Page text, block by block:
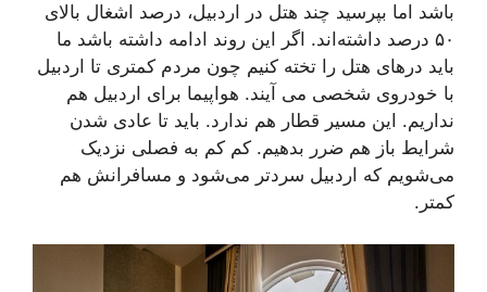
باشد اما بپرسید چند هتل در اردبیل، درصد اشغال بالای
۵۰ درصد داشته‌اند. اگر این روند ادامه داشته باشد ما
باید درهای هتل را تخته کنیم چون مردم کمتری تا اردبیل
با خودروی شخصی می آیند. هواپیما برای اردبیل هم
نداریم. این مسیر قطار هم ندارد. باید تا عادی شدن
شرایط باز هم ضرر بدهیم. کم کم به فصلی نزدیک
می‌شویم که اردبیل سردتر می‌شود و مسافرانش هم
کمتر.